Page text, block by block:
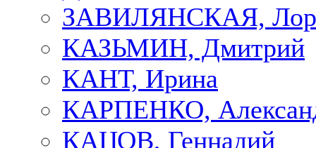
ЗАВИЛЯНСКАЯ,
КАЗЬМИН, Дмитрий
КАНТ, Ирина
КАРПЕНКО,
КАЦОВ, Геннадий